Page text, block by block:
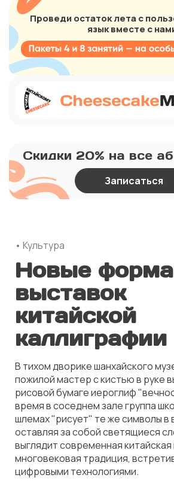
Проведи остаток лета с
язык вместе с
Скидки 20% на все
Записаться
• Культура
Новые
выставок
китайской
каллиграфии
В тихом дворике шанхайского
пожилой мастер с кистью в руке
рисовой бумаге иероглиф
время в соседнем зале группа
шлемах "рисует" те же символы в
оставляя за собой светящиеся
выглядит современная
многовековая традиция,
цифровыми технологиями.